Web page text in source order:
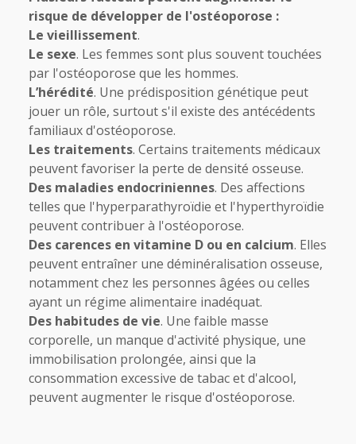
risque de développer de l'ostéoporose :
Le vieillissement.
Le sexe. Les femmes sont plus souvent touchées
par l'ostéoporose que les hommes.
L’hérédité. Une prédisposition génétique peut
jouer un rôle, surtout s'il existe des antécédents
familiaux d'ostéoporose.
Les traitements. Certains traitements médicaux
peuvent favoriser la perte de densité osseuse.
Des maladies endocriniennes. Des affections
telles que l'hyperparathyroïdie et l'hyperthyroïdie
peuvent contribuer à l'ostéoporose.
Des carences en vitamine D ou en calcium. Elles
peuvent entraîner une déminéralisation osseuse,
notamment chez les personnes âgées ou celles
ayant un régime alimentaire inadéquat.
Des habitudes de vie. Une faible masse
corporelle, un manque d'activité physique, une
immobilisation prolongée, ainsi que la
consommation excessive de tabac et d'alcool,
peuvent augmenter le risque d'ostéoporose.